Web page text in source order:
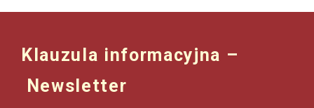
Klauzula informacyjna –
Newsletter